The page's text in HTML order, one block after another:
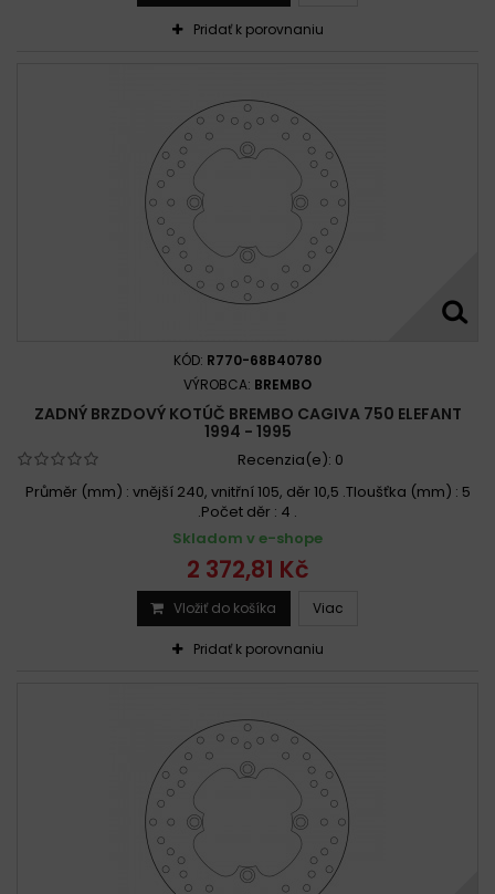
Pridať k porovnaniu
KÓD: R770-68B40780
VÝROBCA: BREMBO
ZADNÝ BRZDOVÝ KOTÚČ BREMBO CAGIVA 750 ELEFANT
1994 - 1995
Recenzia(e): 0
Průměr (mm) : vnější 240, vnitřní 105, děr 10,5 .Tloušťka (mm) : 5
.Počet děr : 4 .
Skladom v e-shope
2 372,81 Kč
Vložiť do košíka Viac
Pridať k porovnaniu